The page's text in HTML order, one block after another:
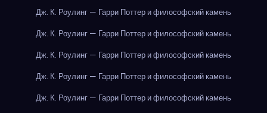
Дж. К. Роулинг — Гарри Поттер и философский камень
Дж. К. Роулинг — Гарри Поттер и философский камень
Дж. К. Роулинг — Гарри Поттер и философский камень
Дж. К. Роулинг — Гарри Поттер и философский камень
Дж. К. Роулинг — Гарри Поттер и философский камень